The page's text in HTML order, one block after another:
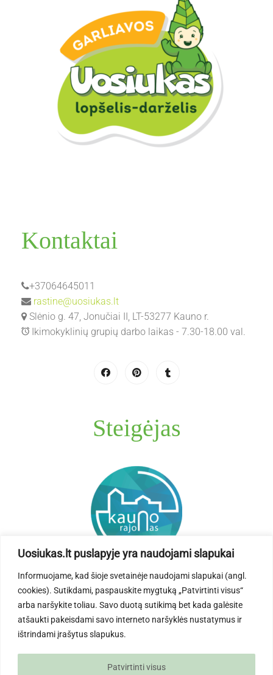
Uosiukas.lt puslapyje yra naudojami slapukai
Informuojame, kad šioje svetainėje naudojami slapukai (angl.
cookies). Sutikdami, paspauskite mygtuką „Patvirtinti visus“
arba naršykite toliau. Savo duotą sutikimą bet kada galėsite
atšaukti pakeisdami savo interneto naršyklės nustatymus ir
ištrindami įrašytus slapukus.
Patvirtinti visus
Kontaktai
+37064645011
rastine@uosiukas.lt
Slėnio g. 47, Jonučiai II, LT-53277 Kauno r.
Ikimokyklinių grupių darbo laikas - 7.30-18.00 val.
Steigėjas